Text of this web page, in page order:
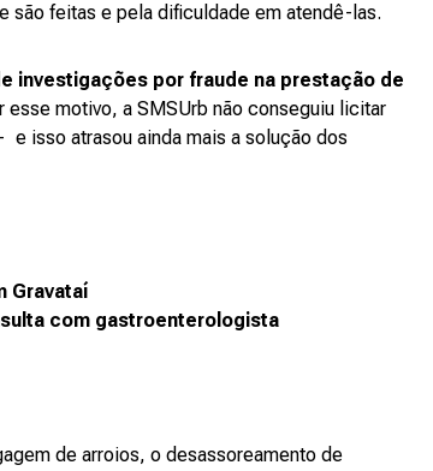
são feitas e pela dificuldade em atendê-las.
investigações por fraude na prestação de
esse motivo, a SMSUrb não conseguiu licitar
isso atrasou ainda mais a solução dos
Gravataí
com gastroenterologista
de arroios, o desassoreamento de